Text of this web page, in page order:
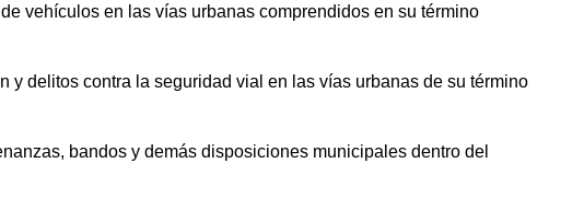
vehículos en las vías urbanas comprendidos en su término
y delitos contra la seguridad vial en las vías urbanas de su término
bandos y demás disposiciones municipales dentro del